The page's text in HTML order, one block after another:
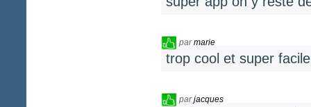
parmarie
trop cool et super
parjacques